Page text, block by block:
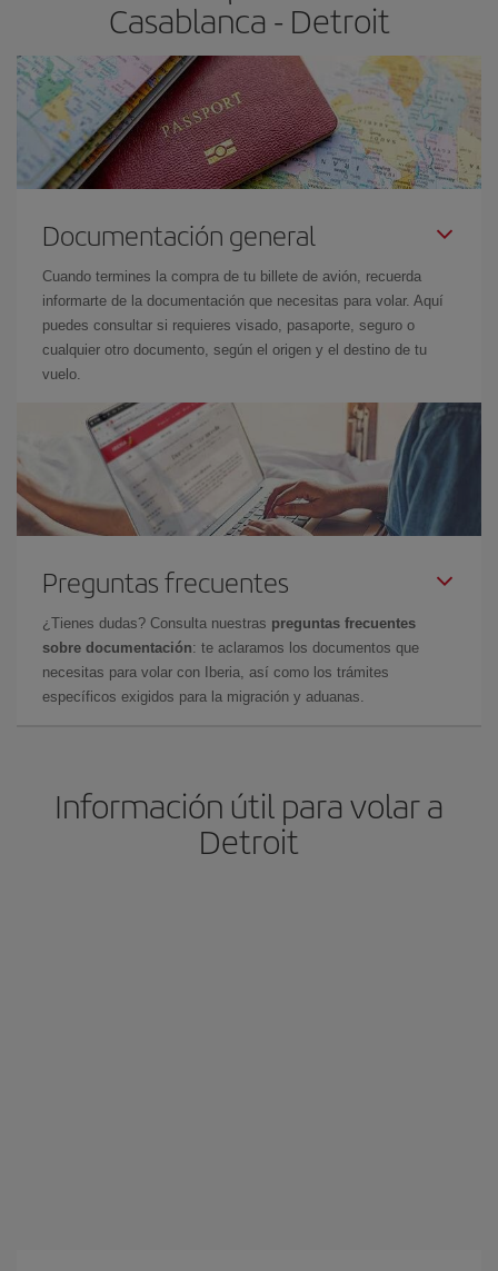
Casablanca - Detroit
Documentación general
Cuando termines la compra de tu billete de avión, recuerda
informarte de la documentación que necesitas para volar. Aquí
puedes consultar si requieres visado, pasaporte, seguro o
cualquier otro documento, según el origen y el destino de tu
vuelo.
Preguntas frecuentes
¿Tienes dudas? Consulta nuestras preguntas frecuentes
sobre documentación: te aclaramos los documentos que
necesitas para volar con Iberia, así como los trámites
específicos exigidos para la migración y aduanas.
Información útil para volar a
Detroit